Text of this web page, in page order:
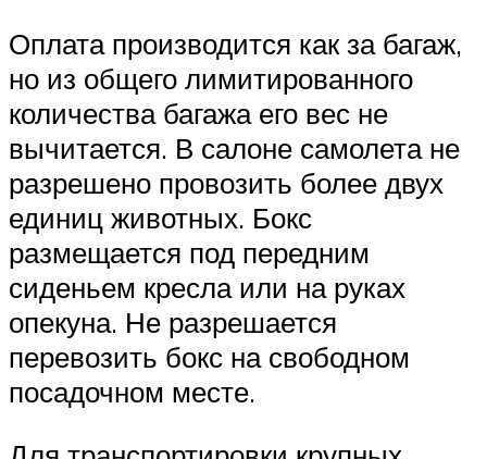
Оплата производится как за багаж,
но из общего лимитированного
количества багажа его вес не
вычитается. В салоне самолета не
разрешено провозить более двух
единиц животных. Бокс
размещается под передним
сиденьем кресла или на руках
опекуна. Не разрешается
перевозить бокс на свободном
посадочном месте.